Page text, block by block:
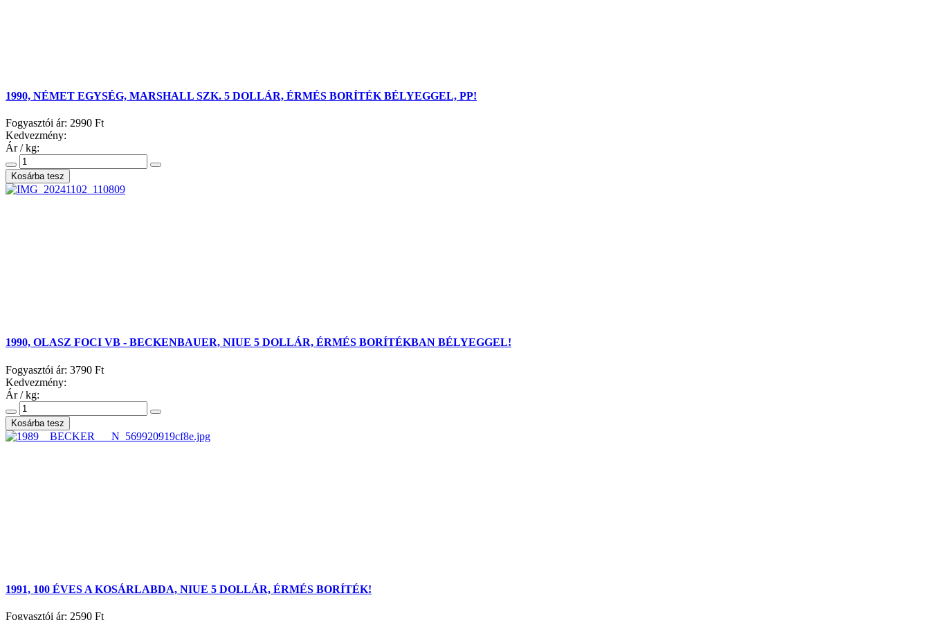
1990, NÉMET EGYSÉG, MARSHALL SZK. 5 DOLLÁR, ÉRMÉS BORÍTÉK BÉLYEGGEL, PP!
Fogyasztói ár: 2990 Ft
Kedvezmény:
Ár / kg:
1990, OLASZ FOCI VB - BECKENBAUER, NIUE 5 DOLLÁR, ÉRMÉS BORÍTÉKBAN BÉLYEGGEL!
Fogyasztói ár: 3790 Ft
Kedvezmény:
Ár / kg:
1991, 100 ÉVES A KOSÁRLABDA, NIUE 5 DOLLÁR, ÉRMÉS BORÍTÉK!
Fogyasztói ár: 2590 Ft